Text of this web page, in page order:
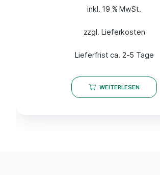
von 5
inkl. 19 % MwSt.
zzgl. Lieferkosten
Lieferfrist ca. 2-5 Tage
WEITERLESEN